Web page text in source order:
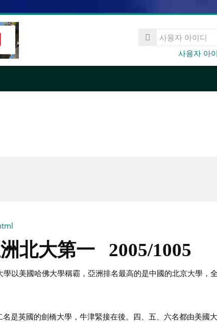
아
사용자 아
찾
北大第一 2005/1005
以美國哈佛大學稱霸，亞洲排名最高的是中國的北京大學，
是英國的劍橋大學，牛津緊接在後。四、五、六名都由美國